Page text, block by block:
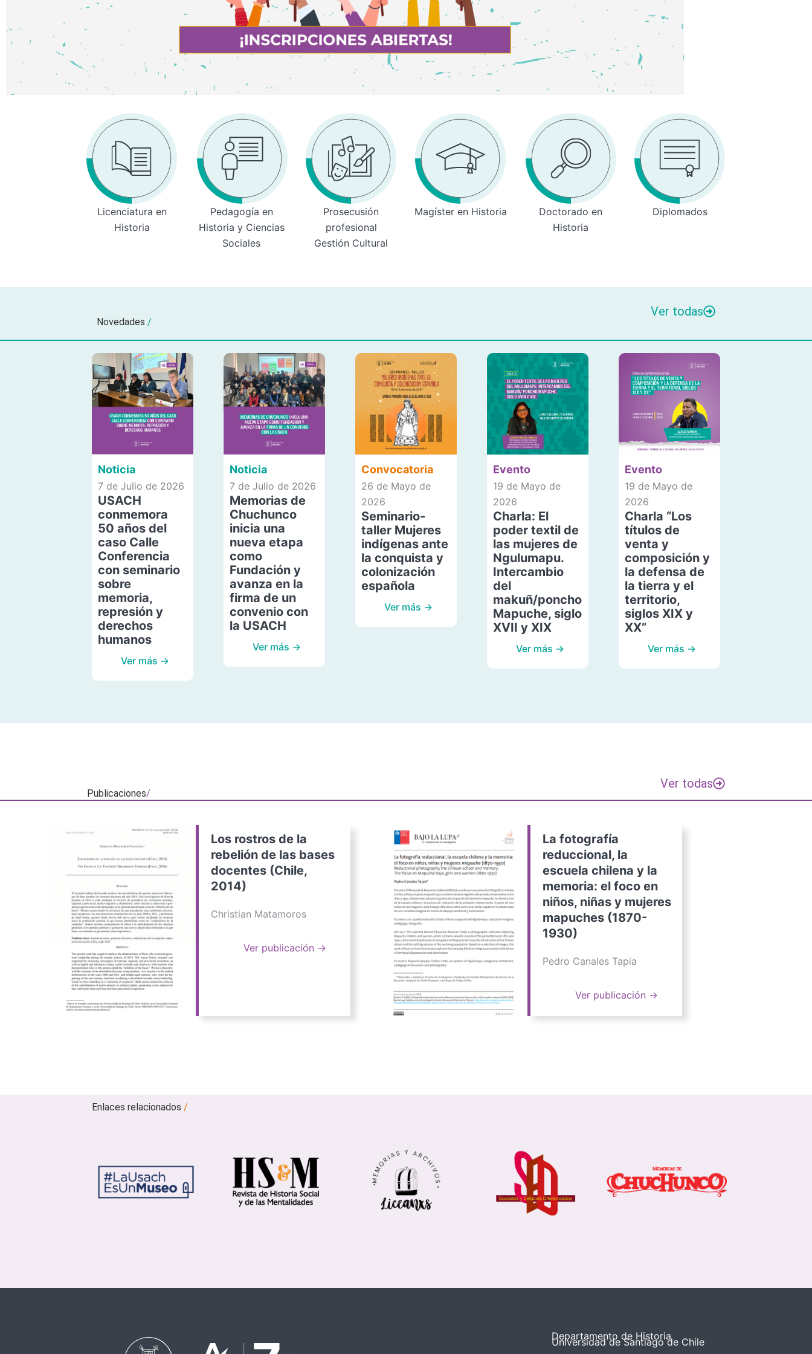
Licenciatura en
Historia
Pedagogía en
Historia y Ciencias
Sociales
Prosecusión
profesional
Gestión Cultural
Magíster en Historia
Doctorado en
Historia
Diplomados
Novedades /
Ver todas
Noticia
7 de Julio de 2026
USACH
conmemora
50 años del
caso Calle
Conferencia
con seminario
sobre
memoria,
represión y
derechos
humanos
Ver más →
Noticia
7 de Julio de 2026
Memorias de
Chuchunco
inicia una
nueva etapa
como
Fundación y
avanza en la
firma de un
convenio con
la USACH
Ver más →
Convocatoria
26 de Mayo de
2026
Seminario-
taller Mujeres
indígenas ante
la conquista y
colonización
española
Ver más →
Evento
19 de Mayo de
2026
Charla: El
poder textil de
las mujeres de
Ngulumapu.
Intercambio
del
makuñ/poncho
Mapuche, siglo
XVII y XIX
Ver más →
Evento
19 de Mayo de
2026
Charla “Los
títulos de
venta y
composición y
la defensa de
la tierra y el
territorio,
siglos XIX y
XX”
Ver más →
Publicaciones/
Ver todas
Los rostros de la
rebelión de las bases
docentes (Chile,
2014)
Christian Matamoros
Ver publicación →
La fotografía
reduccional, la
escuela chilena y la
memoria: el foco en
niños, niñas y mujeres
mapuches (1870-
1930)
Pedro Canales Tapia
Ver publicación →
Enlaces relacionados/
Departamento de Historia
Universidad de Santiago de Chile